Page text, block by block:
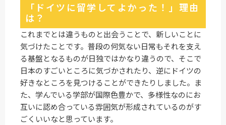
「ドイツに留学してよかった！」理由
は？
これまでとは違うものと出会うことで、新しいことに
気づけたことです。普段の何気ない日常もそれを支え
る基盤となるものが日独ではかなり違うので、そこで
日本のすごいところに気づかされたり、逆にドイツの
好きなところを見つけることができたりしました。ま
た、学んでいる学部が国際色豊かで、多様性なのにお
互いに認め合っている雰囲気が形成されているのがす
ごくいいなと思っています。